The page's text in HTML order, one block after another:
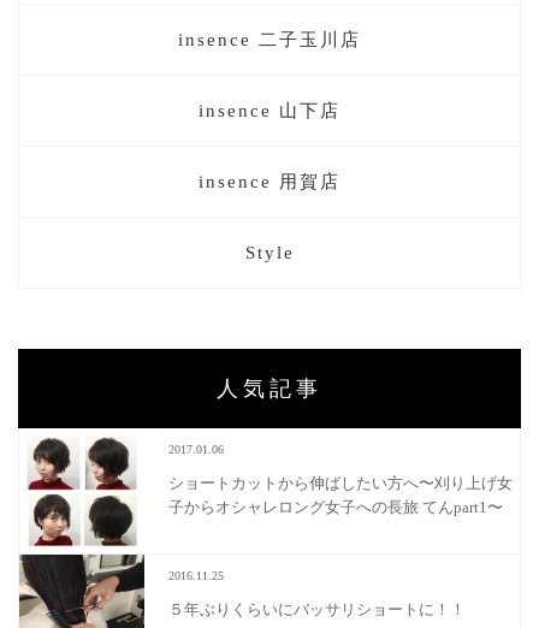
insence 二子玉川店
insence 山下店
insence 用賀店
Style
人気記事
2017.01.06
ショートカットから伸ばしたい方へ〜刈り上げ女
子からオシャレロング女子への長旅 てんpart1〜
2016.11.25
５年ぶりくらいにバッサリショートに！！